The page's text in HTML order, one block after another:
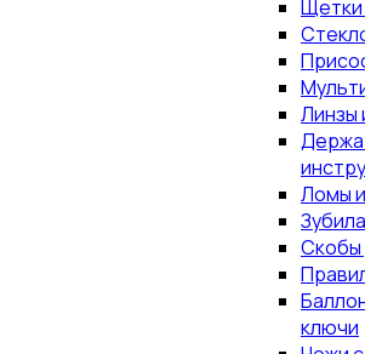
Щетки
Линзы
Ломы
Зубила
Скобы
ключи